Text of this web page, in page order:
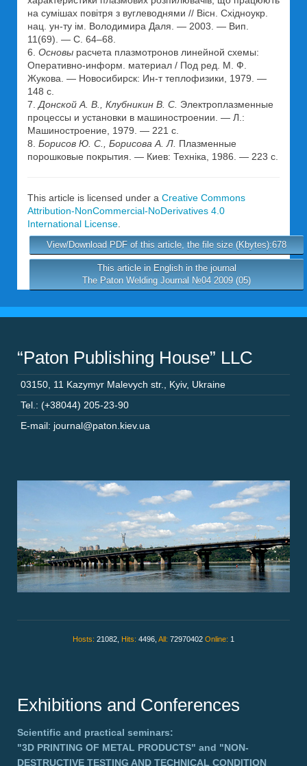
на сумішах повітря з вуглеводнями // Вісн. Східноукр.
нац. ун-ту ім. Володимира Даля. — 2003. — Вип.
11(69). — С. 64–68.
6. Основы расчета плазмотронов линейной схемы:
Оперативно-информ. материал / Под ред. М. Ф.
Жукова. — Новосибирск: Ин-т теплофизики, 1979. —
148 с.
7. Донской А. В., Клубникин В. С. Электроплазменные
процессы и установки в машиностроении. — Л.:
Машиностроение, 1979. — 221 с.
8. Борисов Ю. С., Борисова А. Л. Плазменные
порошковые покрытия. — Киев: Техніка, 1986. — 223 с.
This article is licensed under a Creative Commons
Attribution-NonCommercial-NoDerivatives 4.0
International License
View/Download PDF of this article, the file size (Kbytes):678
This article in English in the journal
The Paton Welding Journal №04 2009 (05)
“Paton Publishing House” LLC
03150 11 Kazymyr Malevych str. Kyiv, Ukraine
Tel.: (+38044) 205-23-90
E-mail: journal@paton.kiev.ua
Hosts: 21082, Hits: 4496, All: 72970402 Online: 1
Exhibitions and Conferences
Scientific and practical seminars:
"3D PRINTING OF METAL PRODUCTS" and "NON-
DESTRUCTIVE TESTING AND TECHNICAL CONDITION